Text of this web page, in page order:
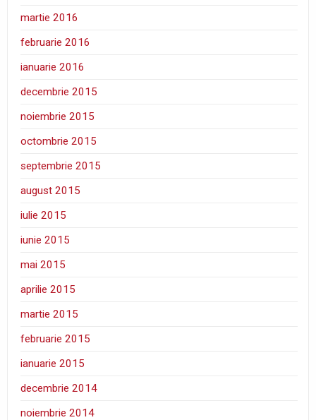
martie 2016
februarie 2016
ianuarie 2016
decembrie 2015
noiembrie 2015
octombrie 2015
septembrie 2015
august 2015
iulie 2015
iunie 2015
mai 2015
aprilie 2015
martie 2015
februarie 2015
ianuarie 2015
decembrie 2014
noiembrie 2014